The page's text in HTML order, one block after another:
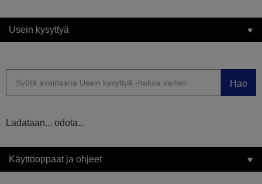
Usein kysyttyä
Hae
Ladataan... odota...
Käyttöoppaat ja ohjeet